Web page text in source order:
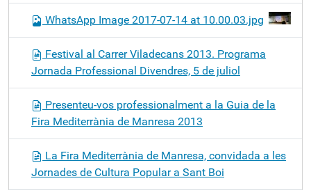
WhatsApp Image 2017-07-14 at 10.00.03.jpg
Festival al Carrer Viladecans 2013. Programa
Jornada Professional Divendres, 5 de juliol
Presenteu-vos professionalment a la Guia de la
Fira Mediterrània de Manresa 2013
La Fira Mediterrània de Manresa, convidada a les
Jornades de Cultura Popular a Sant Boi